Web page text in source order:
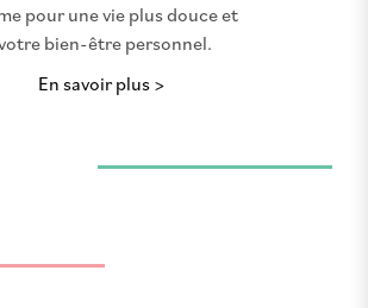
pour une vie plus douce et
bien-être personnel.
En savoir plus